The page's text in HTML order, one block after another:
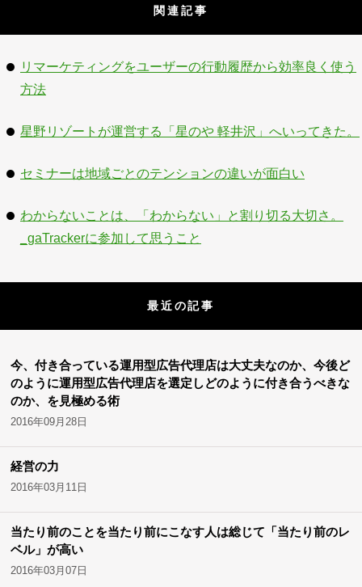
関連記事
リマーケティングをユーザーの行動履歴から効率良く使う
方法
星野リゾートが運営する「星のや 軽井沢」へいってきた。
セミナーは地域ごとのテンションの違いが面白い
わからないことは、「わからない」と割り切る大切さ。
_gaTrackerに参加して思うこと
最近の記事
今、付き合っている運用型広告代理店は大丈夫なのか、今後ど
のように運用型広告代理店を選定しどのように付き合うべきな
のか、を見極める術
2016年09月28日
経営の力
2016年03月11日
当たり前のことを当たり前にこなす人は総じて「当たり前のレ
ベル」が高い
2016年03月07日